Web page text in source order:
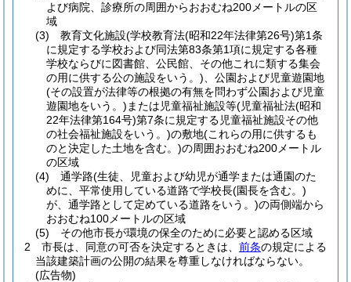
よび病院、診療所の周囲からおおむね200メートルの区
域
(3)
教育文化施設(学校教育法(昭和22年法律第26号)第1条
に規定する学校および同法第83条第1項に規定する各種
学校ならびに図書館、公民館、その他これに類する集会
の用に供する公の施設をいう。) 、公園および児童遊園地
(その設置が法律等の根拠の有無を問わず公園および児童
遊園地をいう。) または児童福祉施設等(児童福祉法(昭和
22年法律第164号)第7条に規定する児童福祉施設その他
の社会福祉施設をいう。)の敷地(これらの用に供するも
のと決定した土地を含む。)の周囲おおむね200メートル
の区域
(4)
通学路(生徒、児童および幼児が通学または通園のた
めに、平常使用している道路で学校長(園長を含む。)
が、通学路として定めている道路をいう。)の両側端から
おおむね100メートルの区域
(5)
その他市長が環境の保全のために必要と認める区域
2
市長は、同意の可否を決定するときは、 前条の規定による
当該建築計画の公開の結果を尊重しなければならない。
(広告物)